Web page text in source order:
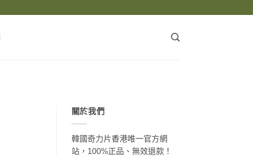
關於我們
韓國奇力片香港唯一官方網
站，100%正品、無效退款！